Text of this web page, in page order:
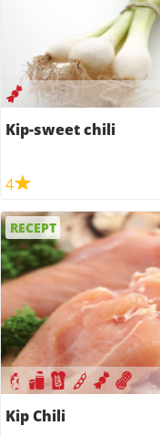
Kip-sweet chili
4
RECEPT
Kip Chili